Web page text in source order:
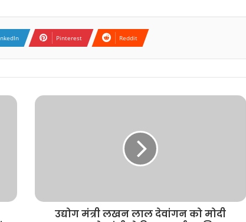
Pinterest Reddit
उद्योग मंत्री लखन लाल देवांगन को मोदी